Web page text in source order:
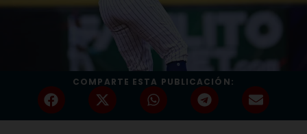
COMPARTE ESTA PUBLICACIÓN: